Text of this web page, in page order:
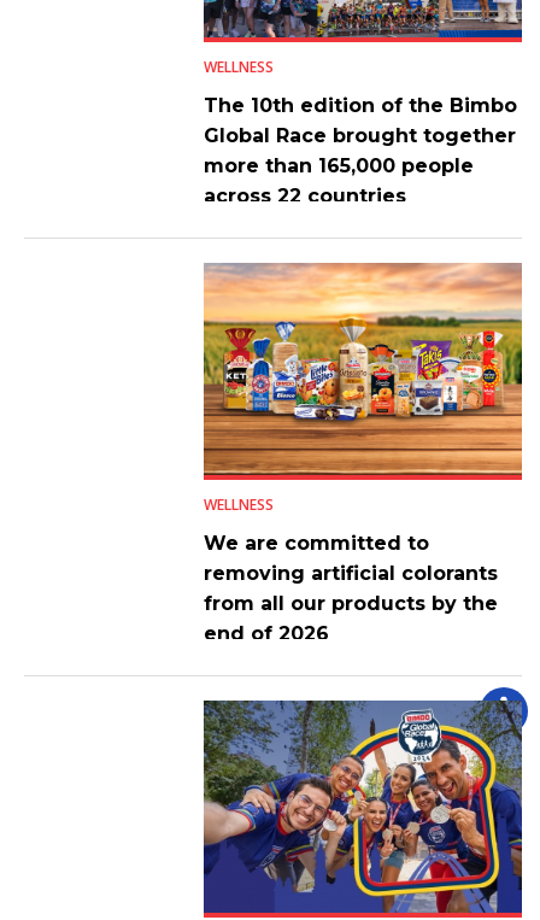
WELLNESS
The 10th edition of the Bimbo
Global Race brought together
more than 165,000 people
across 22 countries
WELLNESS
We are committed to
removing artificial colorants
from all our products by the
end of 2026